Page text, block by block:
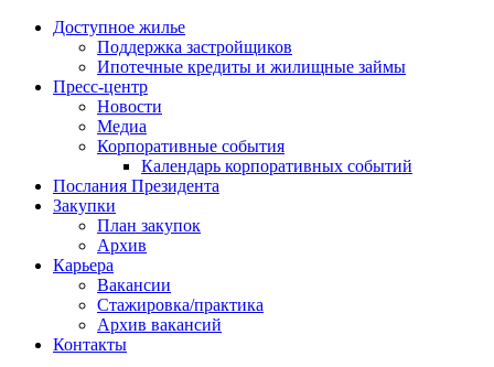
Доступное жилье
Поддержка застройщиков
Ипотечные кредиты и жилищные займы
Пресс-центр
Новости
Медиа
Корпоративные события
Календарь корпоративных событий
Послания Президента
Закупки
План закупок
Архив
Карьера
Вакансии
Стажировка/практика
Архив вакансий
Контакты